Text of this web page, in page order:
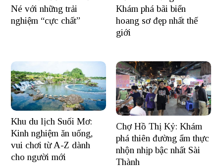
Né với những trải
nghiệm “cực chất”
Khám phá bãi biển
hoang sơ đẹp nhất thế
giới
Khu du lịch Suối Mơ:
Kinh nghiệm ăn uống,
vui chơi từ A-Z dành
cho người mới
Chợ Hồ Thị Kỷ: Khám
phá thiên đường ẩm thực
nhộn nhịp bậc nhất Sài
Thành